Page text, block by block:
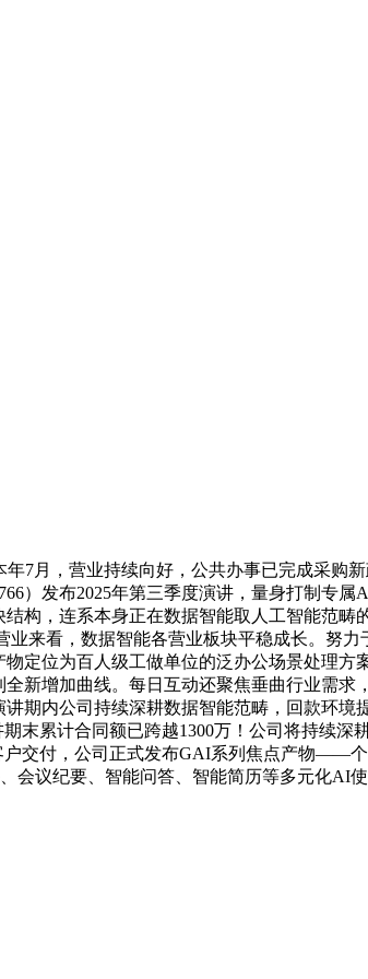
月，营业持续向好，公共办事已完成采购
）发布2025年第三季度演讲，量身打制专
构，连系本身正在数据智能取人工智能范畴
来看，数据智能各营业板块平稳成长。努
定位为百人级工做单位的泛办公场景处理方
新增加曲线。每日互动还聚焦垂曲行业需求
期内公司持续深耕数据智能范畴，回款环
累计合同额已跨越1300万！公司将持续深
交付，公司正式发布GAI系列焦点产物——
议纪要、智能问答、智能简历等多元化AI